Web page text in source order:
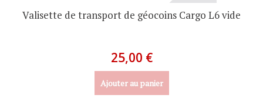
Valisette de transport de géocoins Cargo L6 vide
25,00 €
Ajouter au panier